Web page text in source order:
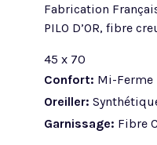
Fabrication
PILO D’OR, fibre
45 x 70
Confort: Mi-Ferme
Oreiller:
Garnissage: Fibre